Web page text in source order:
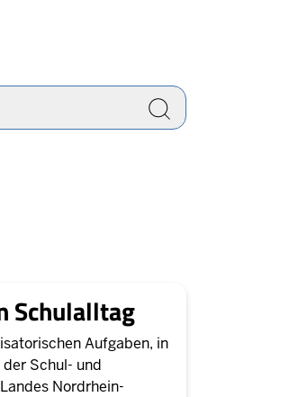
Schulalltag
Aufgaben, in
Schul- und
Nordrhein-